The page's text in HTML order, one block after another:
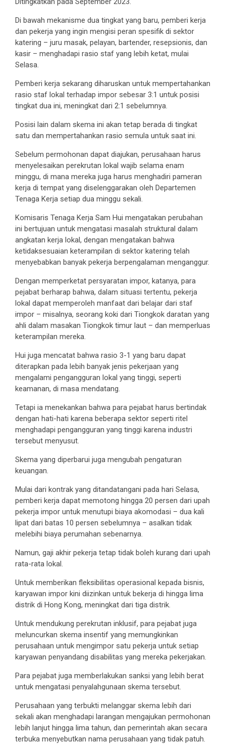
Di bawah mekanisme dua tingkat yang baru, pemberi kerja
dan pekerja yang ingin mengisi peran spesifik di sektor
katering – juru masak, pelayan, bartender, resepsionis, dan
kasir – menghadapi rasio staf yang lebih ketat, mulai
Selasa.
Pemberi kerja sekarang diharuskan untuk mempertahankan
rasio staf lokal terhadap impor sebesar 3:1 untuk posisi
tingkat dua ini, meningkat dari 2:1 sebelumnya.
Posisi lain dalam skema ini akan tetap berada di tingkat
satu dan mempertahankan rasio semula untuk saat ini.
Sebelum permohonan dapat diajukan, perusahaan harus
menyelesaikan perekrutan lokal wajib selama enam
minggu, di mana mereka juga harus menghadiri pameran
kerja di tempat yang diselenggarakan oleh Departemen
Tenaga Kerja setiap dua minggu sekali.
Komisaris Tenaga Kerja Sam Hui mengatakan perubahan
ini bertujuan untuk mengatasi masalah struktural dalam
angkatan kerja lokal, dengan mengatakan bahwa
ketidaksesuaian keterampilan di sektor katering telah
menyebabkan banyak pekerja berpengalaman menganggur.
Dengan memperketat persyaratan impor, katanya, para
pejabat berharap bahwa, dalam situasi tertentu, pekerja
lokal dapat memperoleh manfaat dari belajar dari staf
impor – misalnya, seorang koki dari Tiongkok daratan yang
ahli dalam masakan Tiongkok timur laut – dan memperluas
keterampilan mereka.
Hui juga mencatat bahwa rasio 3-1 yang baru dapat
diterapkan pada lebih banyak jenis pekerjaan yang
mengalami pengangguran lokal yang tinggi, seperti
keamanan, di masa mendatang.
Tetapi ia menekankan bahwa para pejabat harus bertindak
dengan hati-hati karena beberapa sektor seperti ritel
menghadapi pengangguran yang tinggi karena industri
tersebut menyusut.
Skema yang diperbarui juga mengubah pengaturan
keuangan.
Mulai dari kontrak yang ditandatangani pada hari Selasa,
pemberi kerja dapat memotong hingga 20 persen dari upah
pekerja impor untuk menutupi biaya akomodasi – dua kali
lipat dari batas 10 persen sebelumnya – asalkan tidak
melebihi biaya perumahan sebenarnya.
Namun, gaji akhir pekerja tetap tidak boleh kurang dari upah
rata-rata lokal.
Untuk memberikan fleksibilitas operasional kepada bisnis,
karyawan impor kini diizinkan untuk bekerja di hingga lima
distrik di Hong Kong, meningkat dari tiga distrik.
Untuk mendukung perekrutan inklusif, para pejabat juga
meluncurkan skema insentif yang memungkinkan
perusahaan untuk mengimpor satu pekerja untuk setiap
karyawan penyandang disabilitas yang mereka pekerjakan.
Para pejabat juga memberlakukan sanksi yang lebih berat
untuk mengatasi penyalahgunaan skema tersebut.
Perusahaan yang terbukti melanggar skema lebih dari
sekali akan menghadapi larangan mengajukan permohonan
lebih lanjut hingga lima tahun, dan pemerintah akan secara
terbuka menyebutkan nama perusahaan yang tidak patuh.